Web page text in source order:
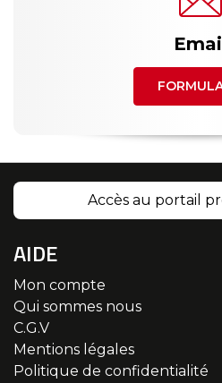
Accès au portail
AIDE
Mon compte
Qui sommes nous
C.G.V
Mentions légales
Politique de confidentialité